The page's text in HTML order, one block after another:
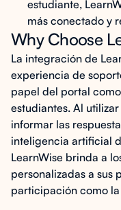
estudiante,
más conectado y
Why Choose
La integración de
experiencia de
papel del portal
estudiantes. Al
informar las
inteligencia artificial
LearnWise brinda a
personalizadas a sus
participación como